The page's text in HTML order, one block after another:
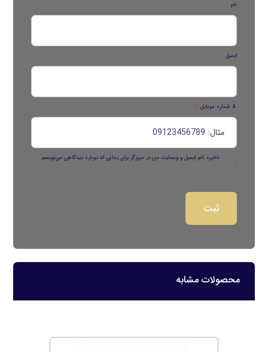
نام
ایمیل
📱 شماره موبایل *
ذخیره نام، ایمیل و وبسایت من در مرورگر برای زمانی که دوباره دیدگاهی می‌نویسم.
محصولات مشابه